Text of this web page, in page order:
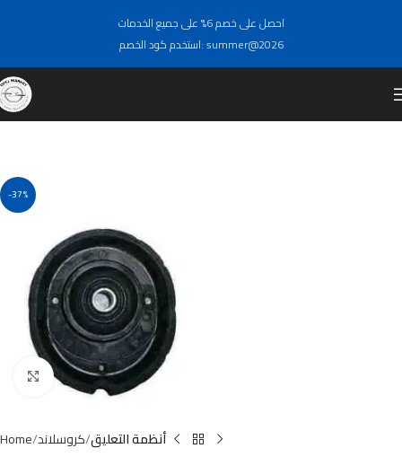
احصل على خصم 6% على جميع الخدمات
استخدم كود الخصم: summer@2026
-37%
Click to enlarge
Home كروسلاند أنظمة التعليق